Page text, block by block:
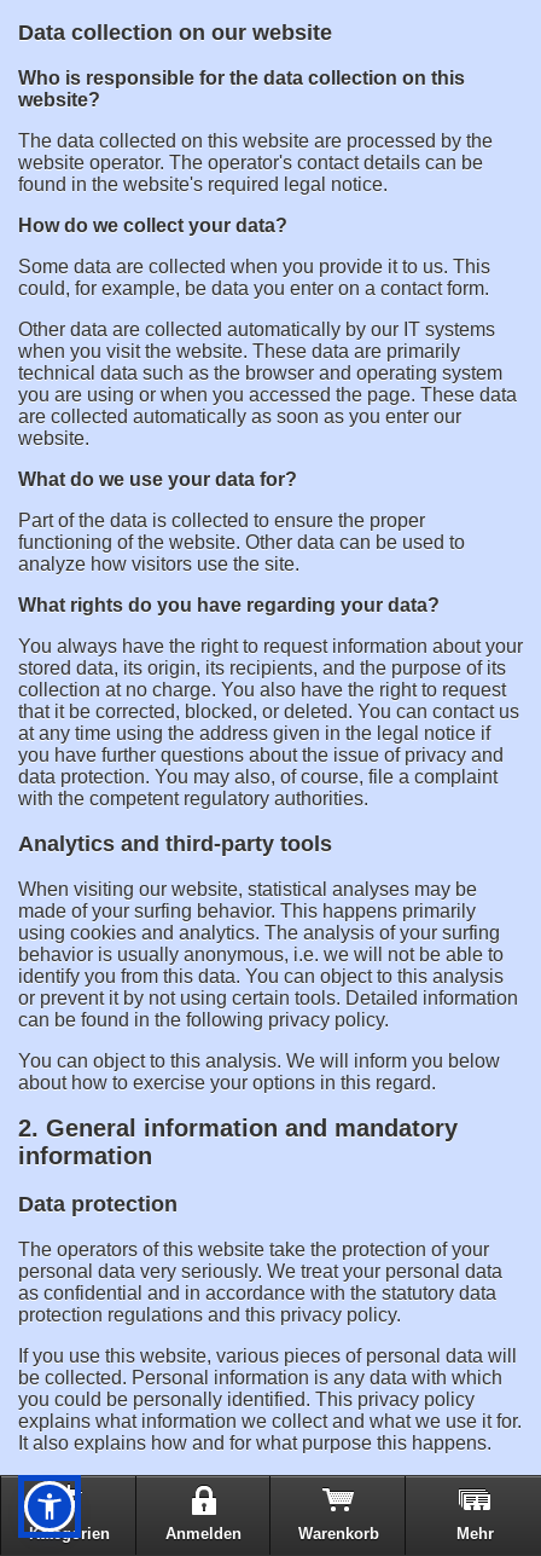
Data collection on our website
Who is responsible for the data collection on this
website?
The data collected on this website are processed by the
website operator. The operator's contact details can be
found in the website's required legal notice.
How do we collect your data?
Some data are collected when you provide it to us. This
could, for example, be data you enter on a contact form.
Other data are collected automatically by our IT systems
when you visit the website. These data are primarily
technical data such as the browser and operating system
you are using or when you accessed the page. These data
are collected automatically as soon as you enter our
website.
What do we use your data for?
Part of the data is collected to ensure the proper
functioning of the website. Other data can be used to
analyze how visitors use the site.
What rights do you have regarding your data?
You always have the right to request information about your
stored data, its origin, its recipients, and the purpose of its
collection at no charge. You also have the right to request
that it be corrected, blocked, or deleted. You can contact us
at any time using the address given in the legal notice if
you have further questions about the issue of privacy and
data protection. You may also, of course, file a complaint
with the competent regulatory authorities.
Analytics and third-party tools
When visiting our website, statistical analyses may be
made of your surfing behavior. This happens primarily
using cookies and analytics. The analysis of your surfing
behavior is usually anonymous, i.e. we will not be able to
identify you from this data. You can object to this analysis
or prevent it by not using certain tools. Detailed information
can be found in the following privacy policy.
You can object to this analysis. We will inform you below
about how to exercise your options in this regard.
2. General information and mandatory
information
Data protection
The operators of this website take the protection of your
personal data very seriously. We treat your personal data
as confidential and in accordance with the statutory data
protection regulations and this privacy policy.
If you use this website, various pieces of personal data will
be collected. Personal information is any data with which
you could be personally identified. This privacy policy
explains what information we collect and what we use it for.
It also explains how and for what purpose this happens.
Please note that data transmitted via the internet (e.g. via
email communication) may be subject to security breaches.
Complete protection of your data from third-party access is
not possible.
Kategorien Anmelden Warenkorb Mehr